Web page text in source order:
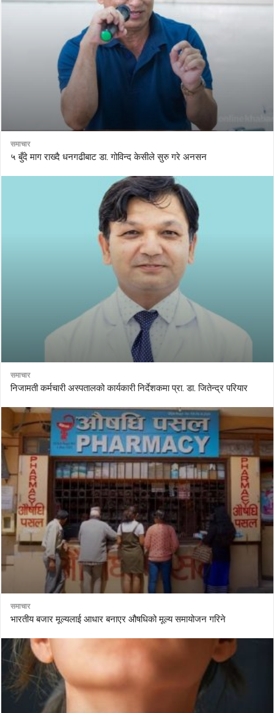
समाचार
५ बुँदे माग राख्दै धनगढीबाट डा. गोविन्द केसीले सुरु गरे अनसन
समाचार
निजामती कर्मचारी अस्पतालको कार्यकारी निर्देशकमा प्रा. डा. जितेन्द्र परियार
समाचार
भारतीय बजार मूल्यलाई आधार बनाएर औषधिको मूल्य समायोजन गरिने